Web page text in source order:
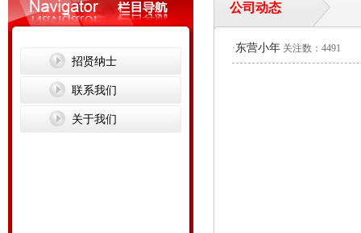
招贤纳士
联系我们
关于我们
公司动态
·东营小年 关注数：4491